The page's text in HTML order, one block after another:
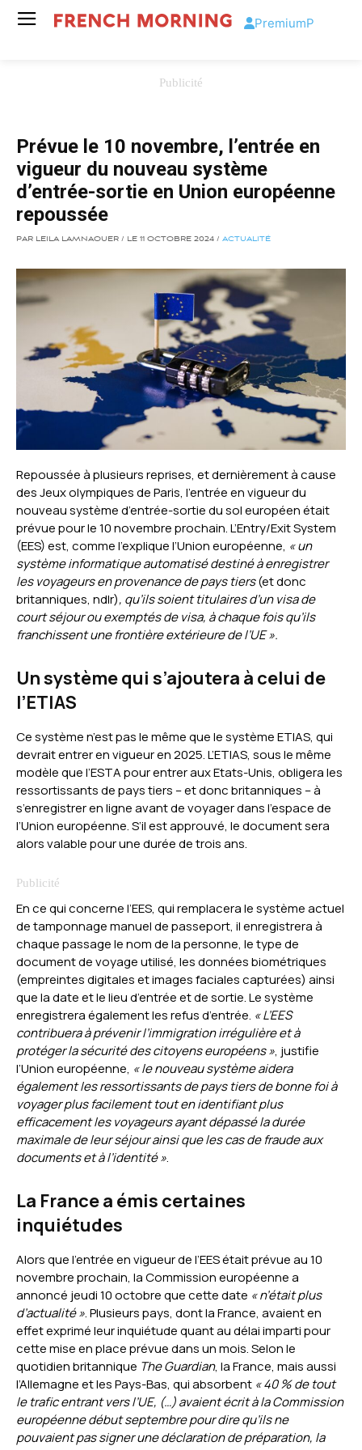
PremiumP
Prévue le 10 novembre, l’entrée en
vigueur du nouveau système
d’entrée-sortie en Union européenne
repoussée
PAR LEILA LAMNAOUER / LE 11 OCTOBRE 2024 / ACTUALITÉ
Repoussée à plusieurs reprises, et dernièrement à cause
des Jeux olympiques de Paris, l’entrée en vigueur du
nouveau système d’entrée-sortie du sol européen était
prévue pour le 10 novembre prochain. L’Entry/Exit System
(EES) est, comme l’explique l’Union européenne, « un
système informatique automatisé destiné à enregistrer
les voyageurs en provenance de pays tiers(et donc
britanniques, ndlr), qu’ils soient titulaires d’un visa de
court séjour ou exemptés de visa, à chaque fois qu’ils
franchissent une frontière extérieure de l’UE ».
Un système qui s’ajoutera à celui de
l’ETIAS
Ce système n’est pas le même que le système ETIAS, qui
devrait entrer en vigueur en 2025. L’ETIAS, sous le même
modèle que l’ESTA pour entrer aux Etats-Unis, obligera les
ressortissants de pays tiers – et donc britanniques – à
s’enregistrer en ligne avant de voyager dans l’espace de
l’Union européenne. S’il est approuvé, le document sera
alors valable pour une durée de trois ans.
En ce qui concerne l’EES, qui remplacera le système actuel
de tamponnage manuel de passeport, il enregistrera à
chaque passage le nom de la personne, le type de
document de voyage utilisé, les données biométriques
(empreintes digitales et images faciales capturées) ainsi
que la date et le lieu d’entrée et de sortie. Le système
enregistrera également les refus d’entrée. « L’EES
contribuera à prévenir l’immigration irrégulière et à
protéger la sécurité des citoyens européens », justifie
l’Union européenne, « le nouveau système aidera
également les ressortissants de pays tiers de bonne foi à
voyager plus facilement tout en identifiant plus
efficacement les voyageurs ayant dépassé la durée
maximale de leur séjour ainsi que les cas de fraude aux
documents et à l’identité ».
La France a émis certaines
inquiétudes
Alors que l’entrée en vigueur de l’EES était prévue au 10
novembre prochain, la Commission européenne a
annoncé jeudi 10 octobre que cette date « n’était plus
d’actualité ». Plusieurs pays, dont la France, avaient en
effet exprimé leur inquiétude quant au délai imparti pour
cette mise en place prévue dans un mois. Selon le
quotidien britannique The Guardian, la France, mais aussi
l’Allemagne et les Pays-Bas, qui absorbent « 40 % de tout
le trafic entrant vers l’UE, (…) avaient écrit à la Commission
européenne début septembre pour dire qu’ils ne
pouvaient pas signer une déclaration de préparation, la